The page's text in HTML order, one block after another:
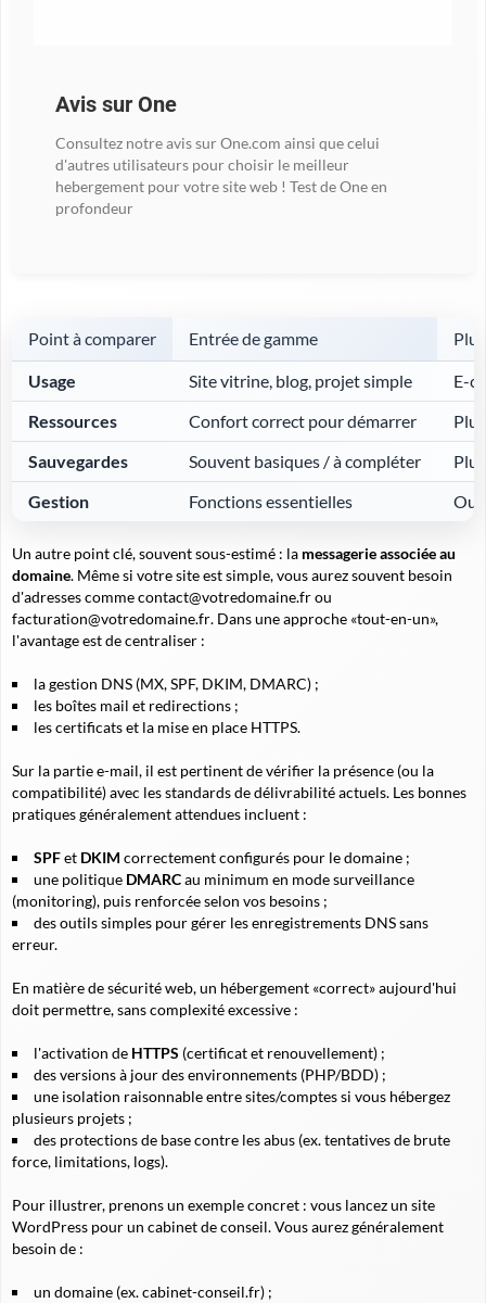
Avis sur One
Consultez notre avis sur One.com ainsi que celui
d'autres utilisateurs pour choisir le meilleur
hebergement pour votre site web ! Test de One en
profondeur
Point à comparer Entrée de gamme
Usage Site vitrine, blog, projet simple
E-
Ressources
Confort correct pour démarrer
Sauvegardes
Souvent basiques / à compléter
Gestion
Fonctions essentielles
Un autre point clé, souvent sous-estimé : la messagerie associée au
domaine. Même si votre site est simple, vous aurez souvent besoin
d'adresses commecontact@votredomaine.frou
facturation@votredomaine.fr. Dans une approche «tout-en-un»,
l'avantage est de centraliser :
la gestion DNS (MX, SPF, DKIM, DMARC) ;
les boîtes mail et redirections ;
les certificats et la mise en place HTTPS.
Sur la partie e-mail, il est pertinent de vérifier la présence (ou la
compatibilité) avec les standards de délivrabilité actuels. Les bonnes
pratiques généralement attendues incluent :
SPFet DKIM correctement configurés pour le domaine ;
une politique DMARCau minimum en mode surveillance
(monitoring), puis renforcée selon vos besoins ;
des outils simples pour gérer les enregistrements DNS sans
erreur.
En matière de sécurité web, un hébergement «correct» aujourd'hui
doit permettre, sans complexité excessive :
l'activation de HTTPS (certificat et renouvellement) ;
des versions à jour des environnements (PHP/BDD) ;
une isolation raisonnable entre sites/comptes si vous hébergez
plusieurs projets ;
des protections de base contre les abus (ex. tentatives de brute
force, limitations, logs).
Pour illustrer, prenons un exemple concret : vous lancez un site
WordPress pour un cabinet de conseil. Vous aurez généralement
besoin de :
un domaine (ex.cabinet-conseil.fr) ;